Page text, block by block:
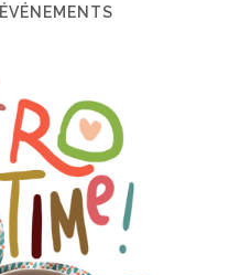
ÉVÉNEMENTS